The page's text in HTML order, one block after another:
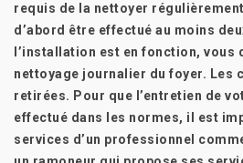
requis de la nettoyer
d’abord être effectué au moins
l’installation est en fonction, vous
nettoyage journalier du foyer. Les
retirées. Pour que l’entretien de
effectué dans les normes, il est
services d’un professionnel